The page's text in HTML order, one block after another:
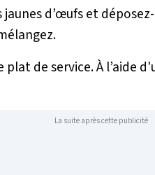
d’œufs et
de service. À l’aide
La suite après cette publicité